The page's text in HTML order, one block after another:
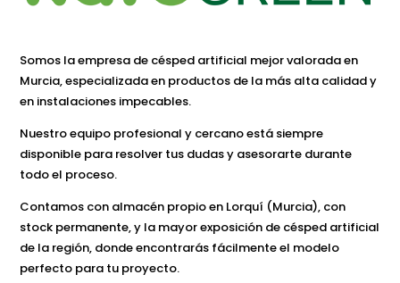
Somos la empresa de césped artificial mejor valorada en
Murcia, especializada en productos de la más alta calidad y
en instalaciones impecables.
Nuestro equipo profesional y cercano está siempre
disponible para resolver tus dudas y asesorarte durante
todo el proceso.
Contamos con almacén propio en Lorquí (Murcia), con
stock permanente, y la mayor exposición de césped artificial
de la región, donde encontrarás fácilmente el modelo
perfecto para tu proyecto.